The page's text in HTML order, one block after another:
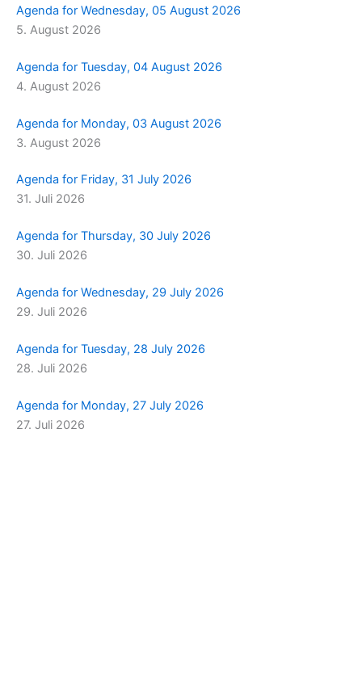
Agenda for Wednesday, 05 August 2026
5. August 2026
Agenda for Tuesday, 04 August 2026
4. August 2026
Agenda for Monday, 03 August 2026
3. August 2026
Agenda for Friday, 31 July 2026
31. Juli 2026
Agenda for Thursday, 30 July 2026
30. Juli 2026
Agenda for Wednesday, 29 July 2026
29. Juli 2026
Agenda for Tuesday, 28 July 2026
28. Juli 2026
Agenda for Monday, 27 July 2026
27. Juli 2026